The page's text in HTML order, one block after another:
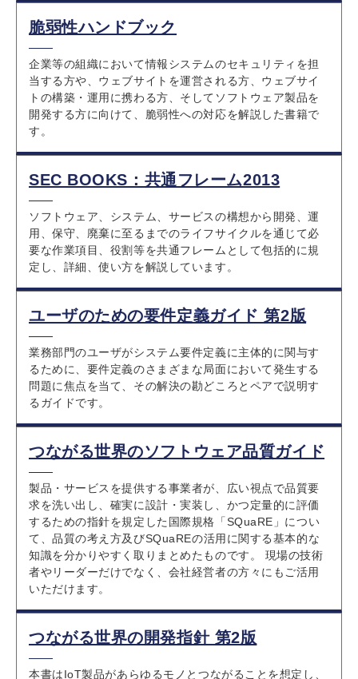
脆弱性ハンドブック
企業等の組織において情報システムのセキュリティを担
当する方や、ウェブサイトを運営される方、ウェブサイ
トの構築・運用に携わる方、そしてソフトウェア製品を
開発する方に向けて、脆弱性への対応を解説した書籍で
す。
SEC BOOKS：共通フレーム2013
ソフトウェア、システム、サービスの構想から開発、運
用、保守、廃棄に至るまでのライフサイクルを通じて必
要な作業項目、役割等を共通フレームとして包括的に規
定し、詳細、使い方を解説しています。
ユーザのための要件定義ガイド 第2版
業務部門のユーザがシステム要件定義に主体的に関与す
るために、要件定義のさまざまな局面において発生する
問題に焦点を当て、その解決の勘どころとペアで説明す
るガイドです。
つながる世界のソフトウェア品質ガイド
製品・サービスを提供する事業者が、広い視点で品質要
求を洗い出し、確実に設計・実装し、かつ定量的に評価
するための指針を規定した国際規格「SQuaRE」につい
て、品質の考え方及びSQuaREの活用に関する基本的な
知識を分かりやすく取りまとめたものです。 現場の技術
者やリーダーだけでなく、会社経営者の方々にもご活用
いただけます。
つながる世界の開発指針 第2版
本書はIoT製品があらゆるモノとつながることを想定し、